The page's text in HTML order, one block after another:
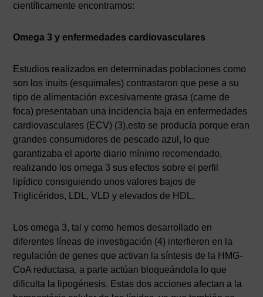
científicamente encontramos:
Omega 3 y enfermedades cardiovasculares
Estudios realizados en determinadas poblaciones como
son los inuits (esquimales) contrastaron que pese a su
tipo de alimentación excesivamente grasa (carne de
foca) presentaban una incidencia baja en enfermedades
cardiovasculares (ECV) (3),esto se producía porque eran
grandes consumidores de pescado azul, lo que
garantizaba el aporte diario mínimo recomendado,
realizando los omega 3 sus efectos sobre el perfil
lipídico consiguiendo unos valores bajos de
Triglicéridos, LDL, VLD y elevados de HDL.
Los omega 3, tal y como hemos desarrollado en
diferentes líneas de investigación (4) interfieren en la
regulación de genes que activan la síntesis de la HMG-
CoA reductasa, a parte actúan bloqueándola lo que
dificulta la lipogénesis. Estas dos acciones afectan a la